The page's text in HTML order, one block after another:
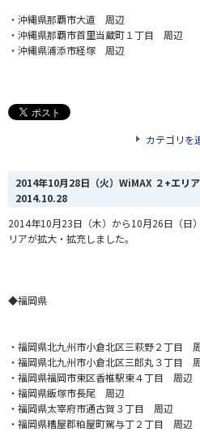
・沖縄県那覇市大道 周辺
・沖縄県那覇市首里当蔵町１丁目 周辺
・沖縄県浦添市経塚 周辺
カテゴリを
2014年10月28日（火）WiMAX ２+エリア
2014.10.28
2014年10月23日（木）から10月26日（日）
リアが拡大・拡充しました。
◆福岡県
・福岡県北九州市小倉北区三萩野２丁目
・福岡県北九州市小倉北区三郎丸３丁目
・福岡県福岡市東区香椎駅東４丁目 周辺
・福岡県飯塚市長尾 周辺
・福岡県太宰府市通古賀３丁目 周辺
・福岡県糟屋郡粕屋町駕与丁２丁目 周辺